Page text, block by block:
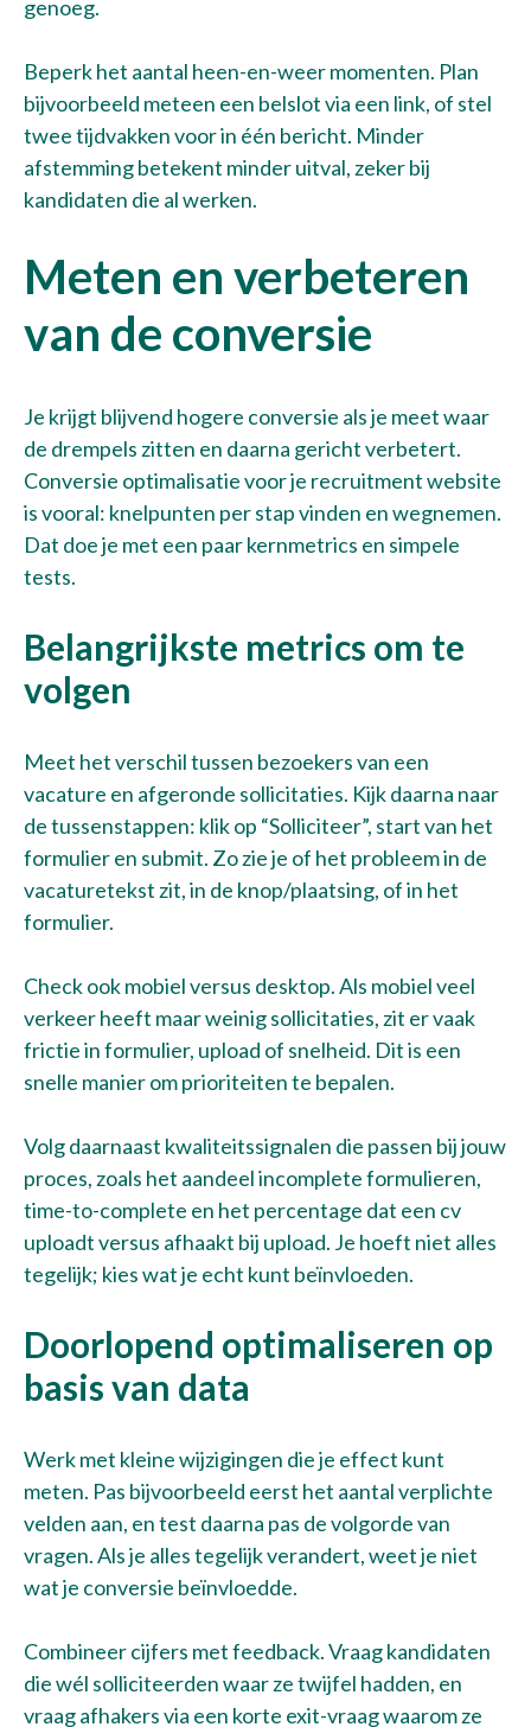
genoeg.
Beperk het aantal heen-en-weer momenten. Plan
bijvoorbeeld meteen een belslot via een link, of stel
twee tijdvakken voor in één bericht. Minder
afstemming betekent minder uitval, zeker bij
kandidaten die al werken.
Meten en verbeteren
van de conversie
Je krijgt blijvend hogere conversie als je meet waar
de drempels zitten en daarna gericht verbetert.
Conversie optimalisatie voor je recruitment website
is vooral: knelpunten per stap vinden en wegnemen.
Dat doe je met een paar kernmetrics en simpele
tests.
Belangrijkste metrics om te
volgen
Meet het verschil tussen bezoekers van een
vacature en afgeronde sollicitaties. Kijk daarna naar
de tussenstappen: klik op “Solliciteer”, start van het
formulier en submit. Zo zie je of het probleem in de
vacaturetekst zit, in de knop/plaatsing, of in het
formulier.
Check ook mobiel versus desktop. Als mobiel veel
verkeer heeft maar weinig sollicitaties, zit er vaak
frictie in formulier, upload of snelheid. Dit is een
snelle manier om prioriteiten te bepalen.
Volg daarnaast kwaliteitssignalen die passen bij jouw
proces, zoals het aandeel incomplete formulieren,
time-to-complete en het percentage dat een cv
uploadt versus afhaakt bij upload. Je hoeft niet alles
tegelijk; kies wat je echt kunt beïnvloeden.
Doorlopend optimaliseren op
basis van data
Werk met kleine wijzigingen die je effect kunt
meten. Pas bijvoorbeeld eerst het aantal verplichte
velden aan, en test daarna pas de volgorde van
vragen. Als je alles tegelijk verandert, weet je niet
wat je conversie beïnvloedde.
Combineer cijfers met feedback. Vraag kandidaten
die wél solliciteerden waar ze twijfel hadden, en
vraag afhakers via een korte exit-vraag waarom ze